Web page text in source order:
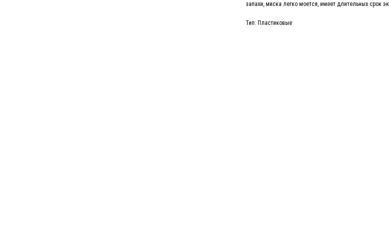
запахи, миска легко моется, имеет длительных срок
Тип: Пластиковые